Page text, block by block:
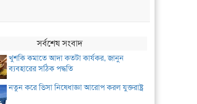
সর্বশেষ সংবাদ
খুশকি কমাতে আদা কতটা কার্যকর, জানুন
ব্যবহারের সঠিক পদ্ধতি
নতুন করে ভিসা নিষেধাজ্ঞা আরোপ করল যুক্তরাষ্ট্র